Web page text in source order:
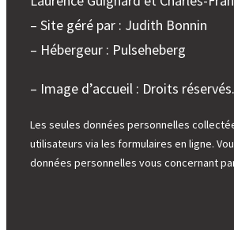
– Site géré par : Judith Bonnin
– Hébergeur : Pulseheberg
– Image d’accueil : Droits réservés.
Les seules données personnelles
utilisateurs via les formulaires en ligne.
données personnelles vous concernant